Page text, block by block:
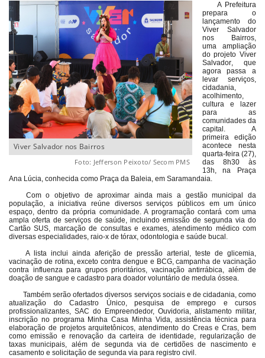
Viver Salvador nos Bairros
Foto: Jefferson Peixoto/ Secom PMS
A Prefeitura
prepara o
lançamento do
Viver Salvador
nos Bairros,
uma ampliação
do projeto Viver
Salvador, que
agora passa a
levar serviços,
cidadania,
acolhimento,
cultura e lazer
para as
comunidades da
capital. A
primeira edição
acontece nesta
quarta-feira (27),
das 8h30 às
13h, na Praça
Ana Lúcia, conhecida como Praça da Baleia, em Saramandaia.
Com o objetivo de aproximar ainda mais a gestão municipal da
população, a iniciativa reúne diversos serviços públicos em um único
espaço, dentro da própria comunidade. A programação contará com uma
ampla oferta de serviços de saúde, incluindo emissão de segunda via do
Cartão SUS, marcação de consultas e exames, atendimento médico com
diversas especialidades, raio-x de tórax, odontologia e saúde bucal.
A lista inclui ainda aferição de pressão arterial, teste de glicemia,
vacinação de rotina, exceto contra dengue e BCG, campanha de vacinação
contra influenza para grupos prioritários, vacinação antirrábica, além de
doação de sangue e cadastro para doador voluntário de medula óssea.
Também serão ofertados diversos serviços sociais e de cidadania, como
atualização do Cadastro Único, pesquisa de emprego e cursos
profissionalizantes, SAC do Empreendedor, Ouvidoria, alistamento militar,
inscrição no programa Minha Casa Minha Vida, assistência técnica para
elaboração de projetos arquitetônicos, atendimento do Creas e Cras, bem
como emissão e renovação da carteira de identidade, regularização de
taxas municipais, além de segunda via de certidões de nascimento e
casamento e solicitação de segunda via para registro civil.